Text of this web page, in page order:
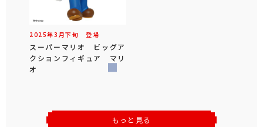
2025年3 月下旬 登場
スーパーマリオ ビッグア
クションフィギュア マリ
オ
もっと見る